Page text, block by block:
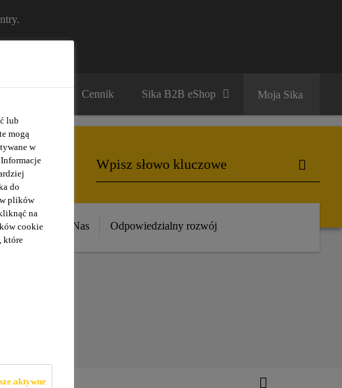
Cennik Sika B2B eShop Moja Sika
Sika O Nas Odpowiedzialny rozwój
lub
mogą
w
do
plików
na
cookie
które
aktywne